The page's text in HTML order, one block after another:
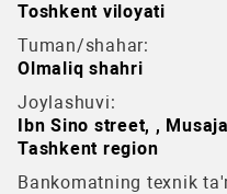
Toshkent viloyati
Tuman/shahar:
Olmaliq shahri
Joylashuvi:
Ibn Sino street, ,
Tashkent region
Bankomatning texnik